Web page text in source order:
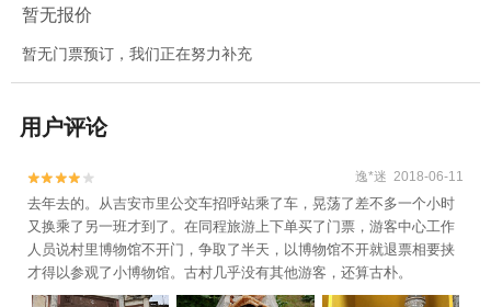
暂无报价
暂无门票预订，我们正在努力补充
用户评论

 逸*迷 2018-06-11
去年去的。从吉安市里公交车招呼站乘了车，晃荡了差不多一个小时
又换乘了另一班才到了。在同程旅游上下单买了门票，游客中心工作
人员说村里博物馆不开门，争取了半天，以博物馆不开就退票相要挟
才得以参观了小博物馆。古村几乎没有其他游客，还算古朴。